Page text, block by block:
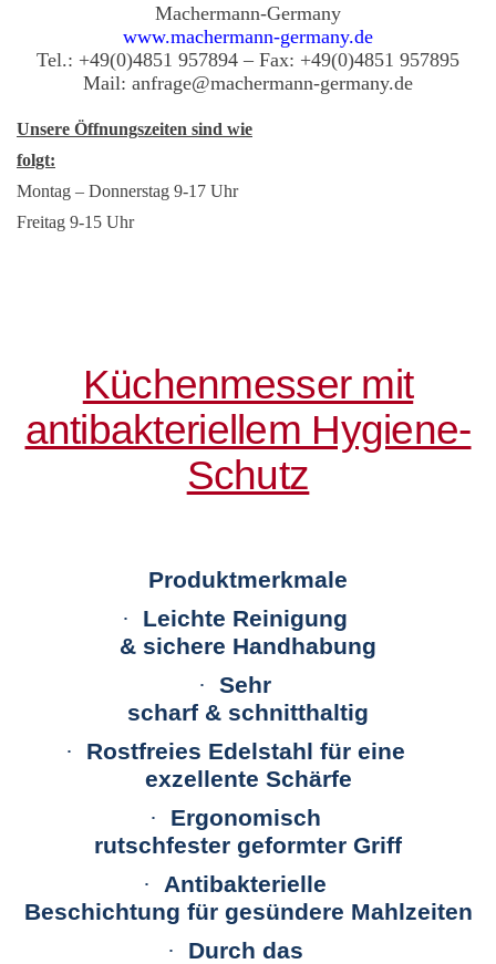
Machermann-Germany
www.machermann-germany.de
Tel.: +49(0)4851 957894 – Fax: +49(0)4851 957895
Mail: anfrage@machermann-germany.de
Unsere Öffnungszeiten sind wie
folgt:
Montag – Donnerstag 9-17 Uhr
Freitag 9-15 Uhr
Küchenmesser mit
antibakteriellem Hygiene-
Schutz
Produktmerkmale
·
Leichte Reinigung
& sichere Handhabung
· Sehr
scharf & schnitthaltig
·
Rostfreies Edelstahl für eine
exzellente Schärfe
·
Ergonomisch
rutschfester geformter Griff
·
Antibakterielle
Beschichtung für gesündere Mahlzeiten
·
Durch das